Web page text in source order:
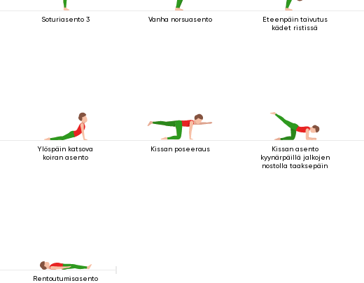
Soturiasento 3 Vanha norsuasento
Eteenpäin taivutus
kädet ristissä
Ylöspäin katsova
koiran asento
Kissan poseeraus
Kissan asento
kyynärpäillä jalkojen
nostolla taaksepäin
Rentoutumisasento